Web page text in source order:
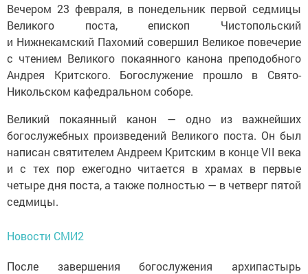
Вечером 23 февраля, в понедельник первой седмицы
Великого поста, епископ Чистопольский
и Нижнекамский Пахомий совершил Великое повечерие
с чтением Великого покаянного канона преподобного
Андрея Критского. Богослужение прошло в Свято-
Никольском кафедральном соборе.
Великий покаянный канон — одно из важнейших
богослужебных произведений Великого поста. Он был
написан святителем Андреем Критским в конце VII века
и с тех пор ежегодно читается в храмах в первые
четыре дня поста, а также полностью — в четверг пятой
седмицы.
Новости СМИ2
После завершения богослужения архипастырь